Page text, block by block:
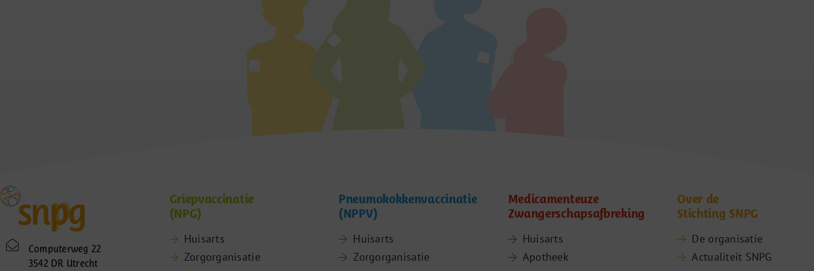
Computerweg 22
3542 DR Utrecht
Griepvaccinatie
(NPG)
Huisarts
Zorgorganisatie
Pneumokokkenvaccinatie
(NPPV)
Huisarts
Zorgorganisatie
Medicamenteuze
Zwangerschapsafbreking
Huisarts
Apotheek
Over de
Stichting SNPG
De organisatie
Actualiteit SNPG